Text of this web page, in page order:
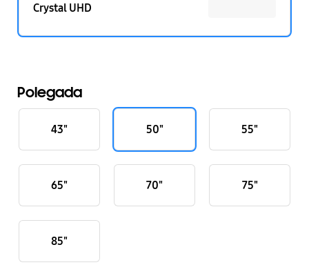
Crystal UHD
Polegada
43" 50" 55"
65" 70" 75"
85"